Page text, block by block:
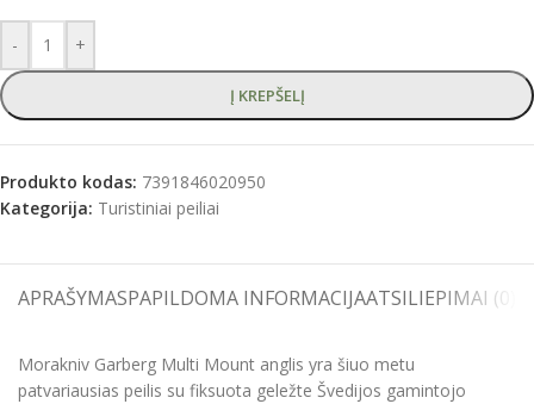
- +
Į KREPŠELĮ
Produkto kodas: 7391846020950
Kategorija: Turistiniai peiliai
APRAŠYMASPAPILDOMA INFORMACIJAATSILIEPIMAI (0)
Morakniv Garberg Multi Mount anglis yra šiuo metu
patvariausias peilis su fiksuota geležte Švedijos gamintojo